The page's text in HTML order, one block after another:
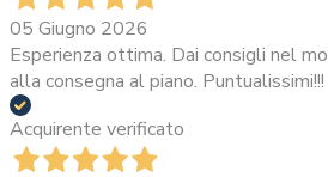
05 Giugno 2026
Esperienza ottima. Dai consigli nel
alla consegna al piano. Puntualissimi!!!
Acquirente verificato